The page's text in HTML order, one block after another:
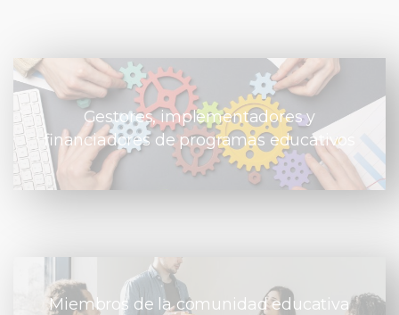
Gestores, implementadores y
financiadores de programas educativos
Miembros de la comunidad educativa